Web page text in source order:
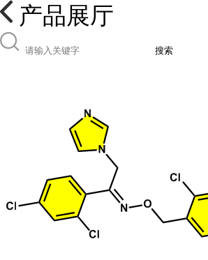
产品展厅
搜索